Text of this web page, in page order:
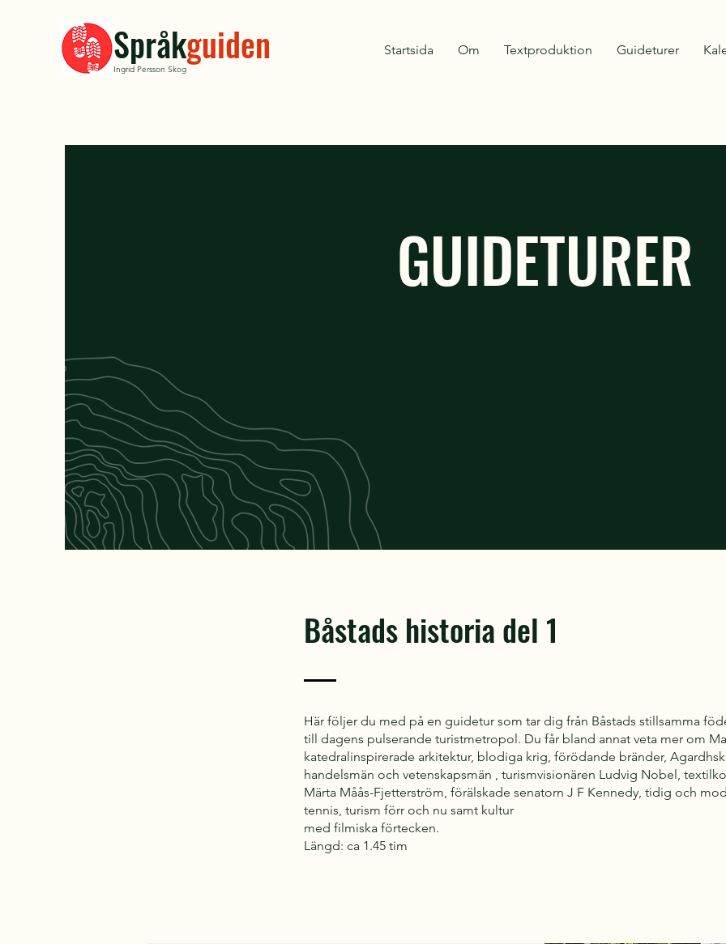
Språkguiden
Ingrid Persson Skog
Startsida Om Textproduktion Guideturer
GUIDETURER
Båstads historia del 1
Här följer du med på en guidetur som tar dig från Båstads stillsamma
till dagens pulserande turistmetropol. Du får bland annat veta mer om
katedral­inspirerade arkitektur, blodiga krig, förödande bränder,
handelsmän och veten­skapsmän , turismvisionären Ludvig Nobel,
Märta Måås-Fjetterström, förälskade senatorn J F Kennedy, tidig och
tennis, turism förr och nu samt kultur
med filmiska förtecken.
Längd: ca 1.45 tim